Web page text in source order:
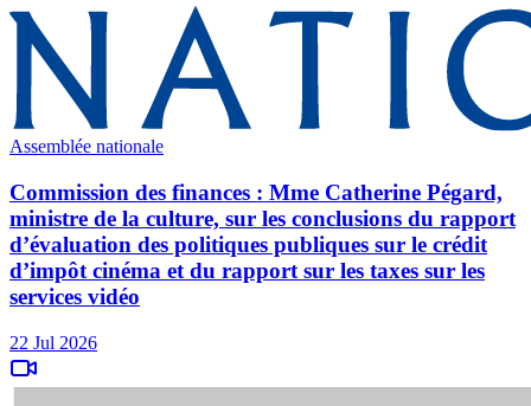
Assemblée nationale
Commission des finances : Mme Catherine Pégard,
ministre de la culture, sur les conclusions du rapport
d’évaluation des politiques publiques sur le crédit
d’impôt cinéma et du rapport sur les taxes sur les
services vidéo
22 Jul 2026